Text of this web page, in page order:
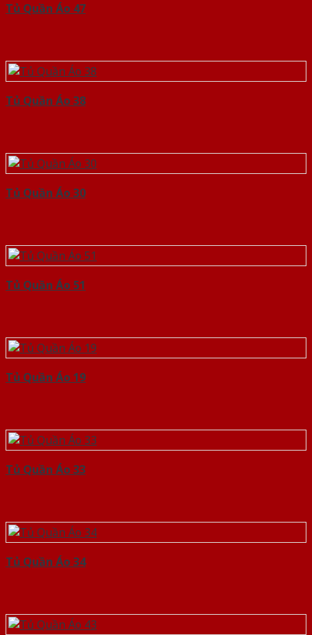
Tủ Quần Áo 47
Tủ Quần Áo 38
Tủ Quần Áo 30
Tủ Quần Áo 51
Tủ Quần Áo 19
Tủ Quần Áo 33
Tủ Quần Áo 34